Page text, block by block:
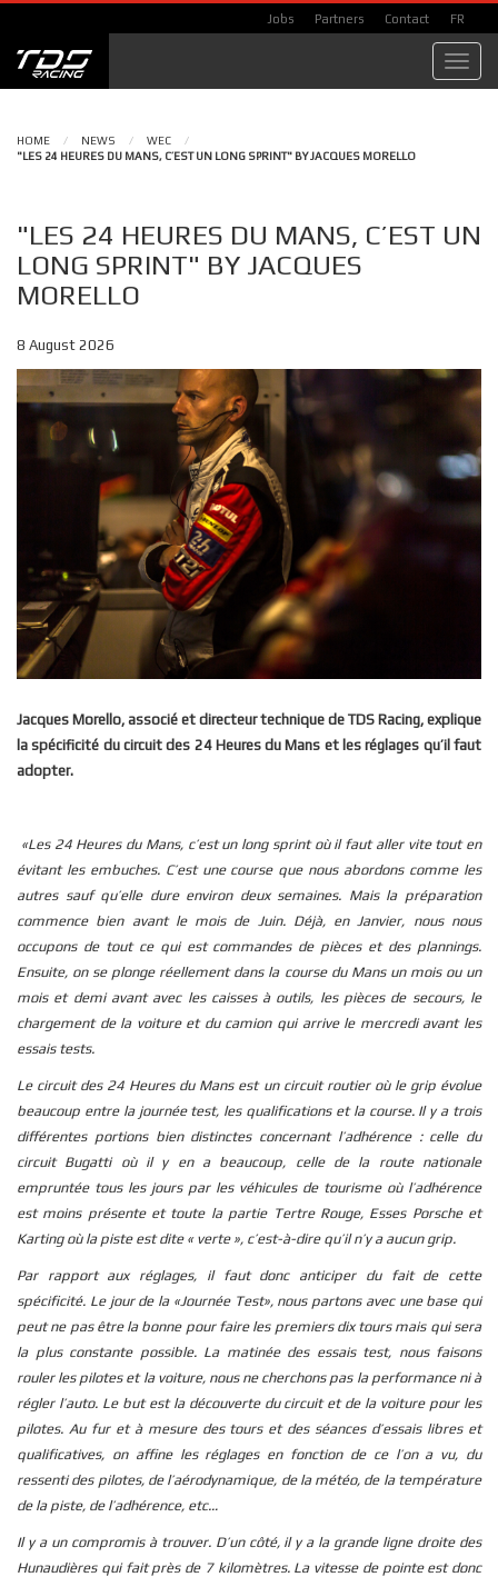
Jobs Partners Contact FR
HOME / NEWS / WEC
/
"LES 24 HEURES DU MANS, C’EST UN LONG SPRINT" BY JACQUES MORELLO
"LES 24 HEURES DU MANS, C’EST UN
LONG SPRINT" BY JACQUES
MORELLO
8 August 2026
Jacques Morello, associé et directeur technique de TDS Racing, explique
la spécificité du circuit des 24 Heures du Mans et les réglages qu’il faut
adopter.
«Les 24 Heures du Mans, c’est un long sprint où il faut aller vite tout en
évitant les embuches. C’est une course que nous abordons comme les
autres sauf qu’elle dure environ deux semaines. Mais la préparation
commence bien avant le mois de Juin. Déjà, en Janvier, nous nous
occupons de tout ce qui est commandes de pièces et des plannings.
Ensuite, on se plonge réellement dans la course du Mans un mois ou un
mois et demi avant avec les caisses à outils, les pièces de secours, le
chargement de la voiture et du camion qui arrive le mercredi avant les
essais tests.
Le circuit des 24 Heures du Mans est un circuit routier où le grip évolue
beaucoup entre la journée test, les qualifications et la course. Il y a trois
différentes portions bien distinctes concernant l’adhérence : celle du
circuit Bugatti où il y en a beaucoup, celle de la route nationale
empruntée tous les jours par les véhicules de tourisme où l’adhérence
est moins présente et toute la partie Tertre Rouge, Esses Porsche et
Karting où la piste est dite « verte », c’est-à-dire qu’il n’y a aucun grip.
Par rapport aux réglages, il faut donc anticiper du fait de cette
spécificité. Le jour de la «Journée Test», nous partons avec une base qui
peut ne pas être la bonne pour faire les premiers dix tours mais qui sera
la plus constante possible. La matinée des essais test, nous faisons
rouler les pilotes et la voiture, nous ne cherchons pas la performance ni à
régler l’auto. Le but est la découverte du circuit et de la voiture pour les
pilotes. Au fur et à mesure des tours et des séances d’essais libres et
qualificatives, on affine les réglages en fonction de ce l’on a vu, du
ressenti des pilotes, de l’aérodynamique, de la météo, de la température
de la piste, de l’adhérence, etc…
Il y a un compromis à trouver. D’un côté, il y a la grande ligne droite des
Hunaudières qui fait près de 7 kilomètres. La vitesse de pointe est donc